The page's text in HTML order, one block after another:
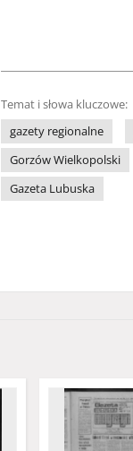
Temat i słowa kluczowe:
gazety regionalne
Gorzów Wielkopolski
Gazeta Lubuska